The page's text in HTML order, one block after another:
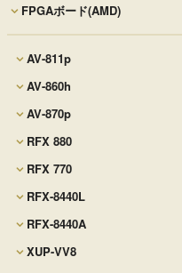
FPGAボード(AMD)
AV-811p
AV-860h
AV-870p
RFX 880
RFX 770
RFX-8440L
RFX-8440A
XUP-VV8